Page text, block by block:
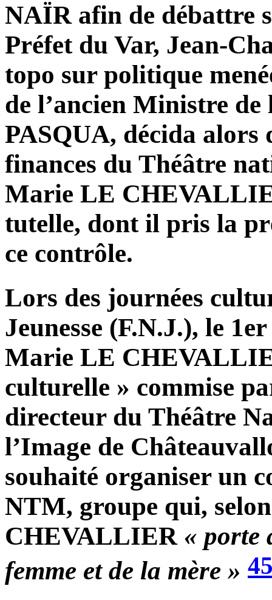
NAÏR afin de débattre
Préfet du Var, Jean-
topo sur politique
de l’ancien Ministre
PASQUA, décida alors
finances du Théâtre
Marie LE
tutelle, dont il pris la
ce contrôle.
Lors des journées
Jeunesse (F.N.J.), le
Marie LE
culturelle » commise
directeur du Théâtre
l’Image de
souhaité organiser un
NTM, groupe qui,
CHEVALLIER « porte
femme et de la mère »